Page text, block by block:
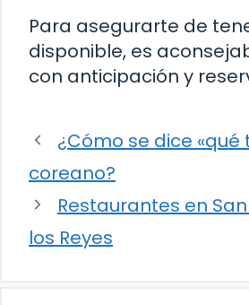
Para asegurarte de
disponible, es
con anticipación y
¿Cómo se dice «qué
coreano?
Restaurantes en
los Reyes